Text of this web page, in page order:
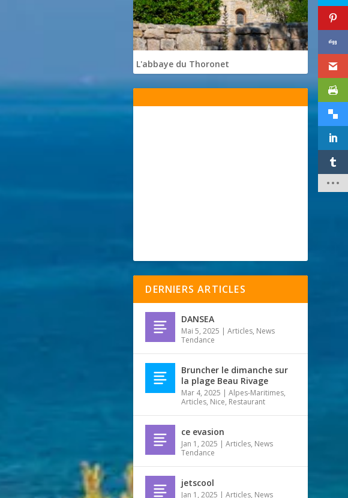
L'abbaye du Thoronet
DERNIERS ARTICLES
DANSEA
Mai 5, 2025 |Articles, News
Tendance
Bruncher le dimanche sur
la plage Beau Rivage
Mar 4, 2025 |Alpes-Maritimes,
Articles, Nice, Restaurant
ce evasion
Jan 1, 2025 |Articles, News
Tendance
jetscool
Jan 1, 2025 |Articles, News